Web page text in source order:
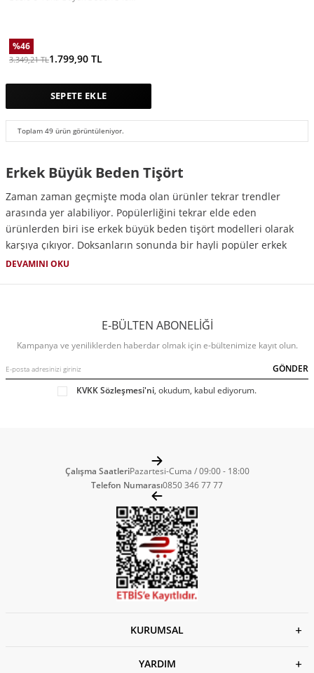
%46
3.349,21TL1.799,90 TL
SEPETE EKLE
Toplam 49 ürün görüntüleniyor.
Erkek Büyük Beden Tişört
Zaman zaman geçmişte moda olan ürünler tekrar trendler
arasında yer alabiliyor. Popülerliğini tekrar elde eden
ürünlerden biri ise erkek büyük beden tişört modelleri olarak
karşıya çıkıyor. Doksanların sonunda bir hayli popüler erkek
büyük beden tişört seçenekleri farklı model, renk ve desen
daha casual buluşmalar için uygun bir kombin parçası olan
erkek büyük beden tişört seçenekleri arkadaş buluşması, hafta
desen, kesim alternatifleri geniş bir skalada kullanıcıları ile
buluşan bu ürünler aynı zamanda geniş ebat seçeneklerine de
farklı yaş grubu veya beden ölçüsüne sahip bireyler erkek
büyük beden tişörtlerini gönül rahatlığı ile tercih
edebilmektedir. Bunun yanı sıra uygun fiyatlı, ucuz büyük
beden erkek tişört modelleri farklı bütçeye sahip kişilerin kendi
bütçelerine uygun bir modeli temin edebilmelerine yardımcı
oluyor. İster desensiz olan veya tek renge sahip olabilen bu
ürünler, arzu eden kullanıcılar tarafından farklı renk paletleri
veya desen seçeneklerini de taşıyabilmektedir.
Büyük Beden Erkek Tişört Modelleri ve
Hafta sonu etkinlikleri veya iş arkadaşları ile yapılan pazar günü
istemeyebiliyor. Bir yandan da rahat bir kombine de sahip
DEVAMINI OKU
E-BÜLTEN ABONELİĞİ
Kampanya ve yeniliklerden haberdar olmak için e-bültenimize kayıt olun.
GÖNDER
KVKK Sözleşmesi'ni, okudum, kabul ediyorum.
Çalışma SaatleriPazartesi-Cuma / 09:00 - 18:00
Telefon Numarası0850 346 77 77
KURUMSAL
YARDIM